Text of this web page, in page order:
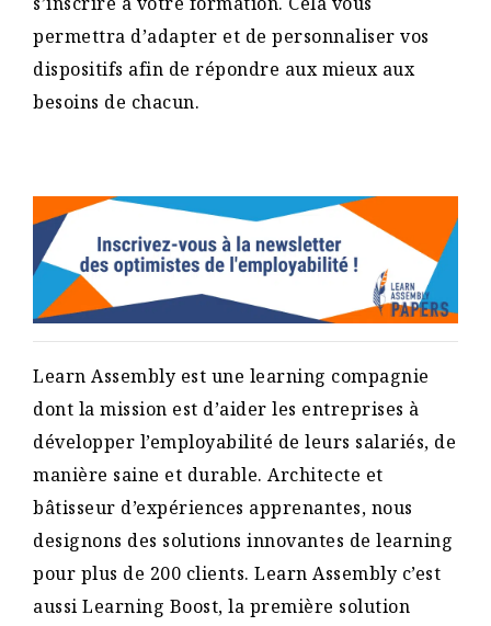
permettra d’adapter et de personnaliser vos
dispositifs afin de répondre aux mieux aux
besoins de chacun.
Learn Assembly est une learning compagnie
dont la mission est d’aider les entreprises à
développer l’employabilité de leurs salariés, de
manière saine et durable. Architecte et
bâtisseur d’expériences apprenantes, nous
designons des solutions innovantes de learning
pour plus de 200 clients. Learn Assembly c’est
aussi Learning Boost, la première solution